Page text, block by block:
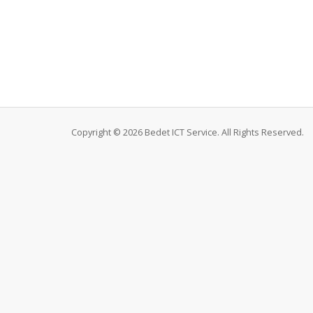
Copyright © 2026 Bedet ICT Service. All Rights Reserved.